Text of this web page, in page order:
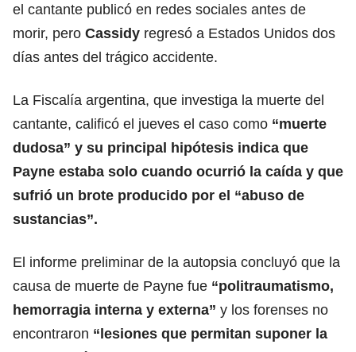
el cantante publicó en redes sociales antes de
morir, pero Cassidy regresó a Estados Unidos dos
días antes del trágico accidente.
La Fiscalía argentina, que investiga la muerte del
cantante, calificó el jueves el caso como “muerte
dudosa” y su principal hipótesis indica que
Payne estaba solo cuando ocurrió la caída y que
sufrió un brote producido por el “abuso de
sustancias”.
El informe preliminar de la autopsia concluyó que la
causa de muerte de Payne fue “politraumatismo,
hemorragia interna y externa” y los forenses no
encontraron “lesiones que permitan suponer la